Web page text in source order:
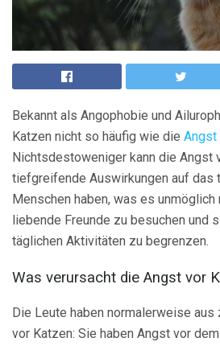
Bekannt als Angophobie und
Katzen nicht so häufig wie die Angst
Nichtsdestoweniger kann die Angst
tiefgreifende Auswirkungen auf das
Menschen haben, was es unmöglich
liebende Freunde zu besuchen und
täglichen Aktivitäten zu begrenzen.
Was verursacht die Angst vor
Die Leute haben normalerweise aus
vor Katzen: Sie haben Angst vor